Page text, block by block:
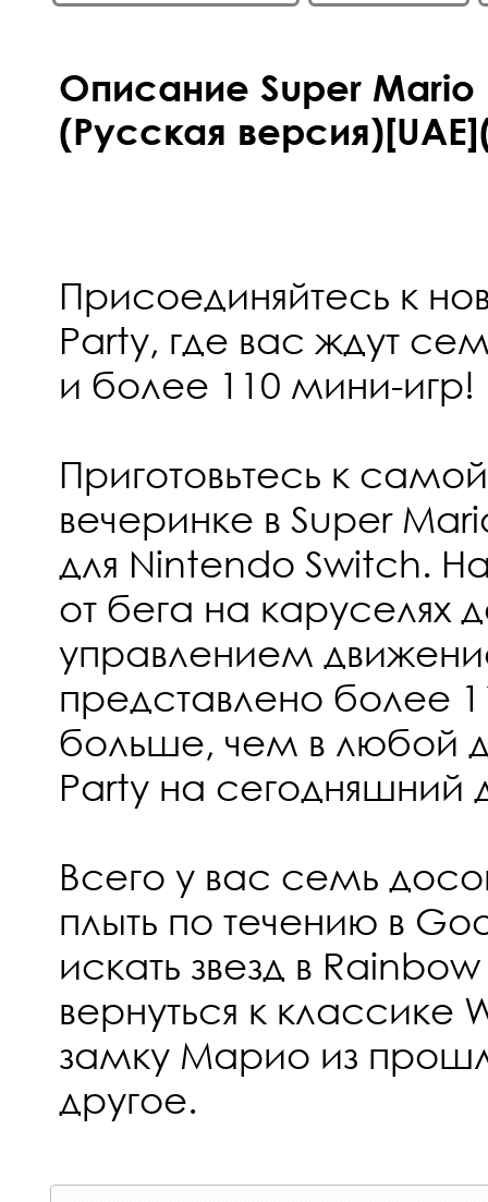
Описание Super Mario
(Русская
Присоединяйтесь к
Party, где вас ждут
и более 110 мини-игр!
Приготовьтесь к
вечеринке в Super
для Nintendo Switch.
от бега на каруселях
управлением
представлено более
больше, чем в любой
Party на сегодняшний
Всего у вас семь
плыть по течению в
искать звезд в
вернуться к классике
замку Марио из
другое.